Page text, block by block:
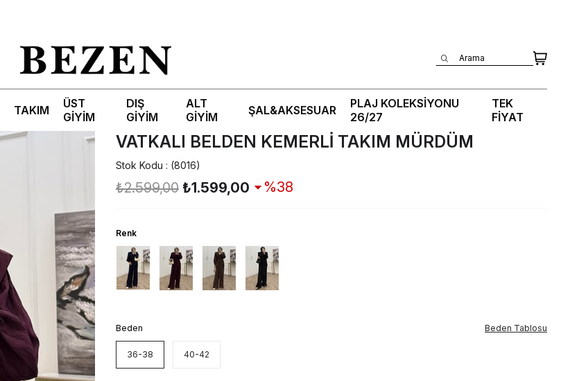
TAKIM
ÜST
GİYİM
DIŞ
GİYİM
ALT
GİYİM
ŞAL&AKSESUAR
PLAJ KOLEKSİYONU
26/27
TEK
FİYAT
VATKALI BELDEN KEMERLİ TAKIM MÜRDÜM
Stok Kodu (8016)
₺2.599,00 ₺1.599,00 38
Beden
36-38 40-42
Beden Tablosu